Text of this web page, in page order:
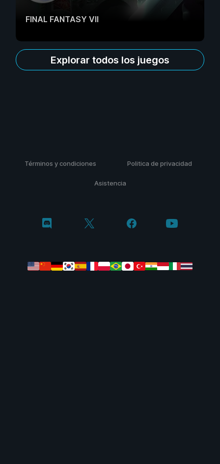
FINAL FANTASY VII
Explorar todos los juegos
Términos y condiciones Politica de privacidad
Asistencia